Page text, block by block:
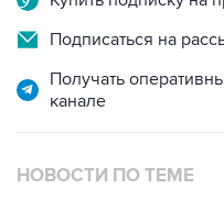
Подписаться на
Получать
канале
НОВОСТИ ПО ТЕМЕ